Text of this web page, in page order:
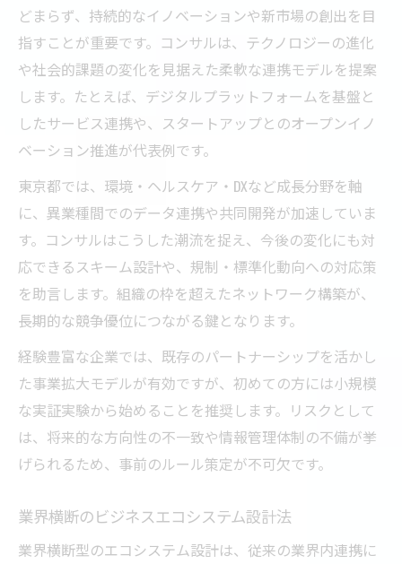
どまらず、持続的なイノベーションや新市場の創出を目
指すことが重要です。コンサルは、テクノロジーの進化
や社会的課題の変化を見据えた柔軟な連携モデルを提案
します。たとえば、デジタルプラットフォームを基盤と
したサービス連携や、スタートアップとのオープンイノ
ベーション推進が代表例です。
東京都では、環境・ヘルスケア・DXなど成長分野を軸
に、異業種間でのデータ連携や共同開発が加速していま
す。コンサルはこうした潮流を捉え、今後の変化にも対
応できるスキーム設計や、規制・標準化動向への対応策
を助言します。組織の枠を超えたネットワーク構築が、
長期的な競争優位につながる鍵となります。
経験豊富な企業では、既存のパートナーシップを活かし
た事業拡大モデルが有効ですが、初めての方には小規模
な実証実験から始めることを推奨します。リスクとして
は、将来的な方向性の不一致や情報管理体制の不備が挙
げられるため、事前のルール策定が不可欠です。
業界横断のビジネスエコシステム設計法
業界横断型のエコシステム設計は、従来の業界内連携に